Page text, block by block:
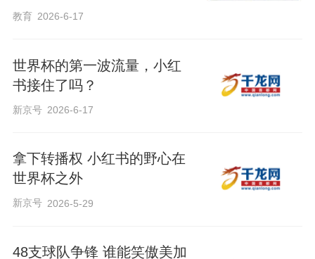
教育 2026-6-17
世界杯的第一波流量，小红
书接住了吗？
新京号 2026-6-17
拿下转播权 小红书的野心在
世界杯之外
新京号 2026-5-29
48支球队争锋 谁能笑傲美加